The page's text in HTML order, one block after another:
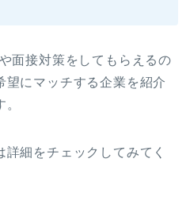
面接対策をしてもらえるの
望にマッチする企業を紹介
細をチェックしてみてく